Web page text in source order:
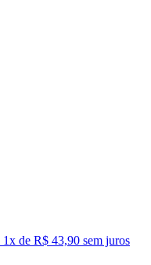
1x de R$ 43,90 sem juros